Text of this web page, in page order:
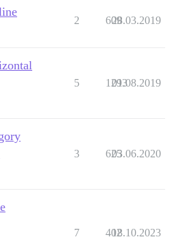
2 609
28.03.2019
5 1293
01.08.2019
3 625
03.06.2020
7 402
18.10.2023